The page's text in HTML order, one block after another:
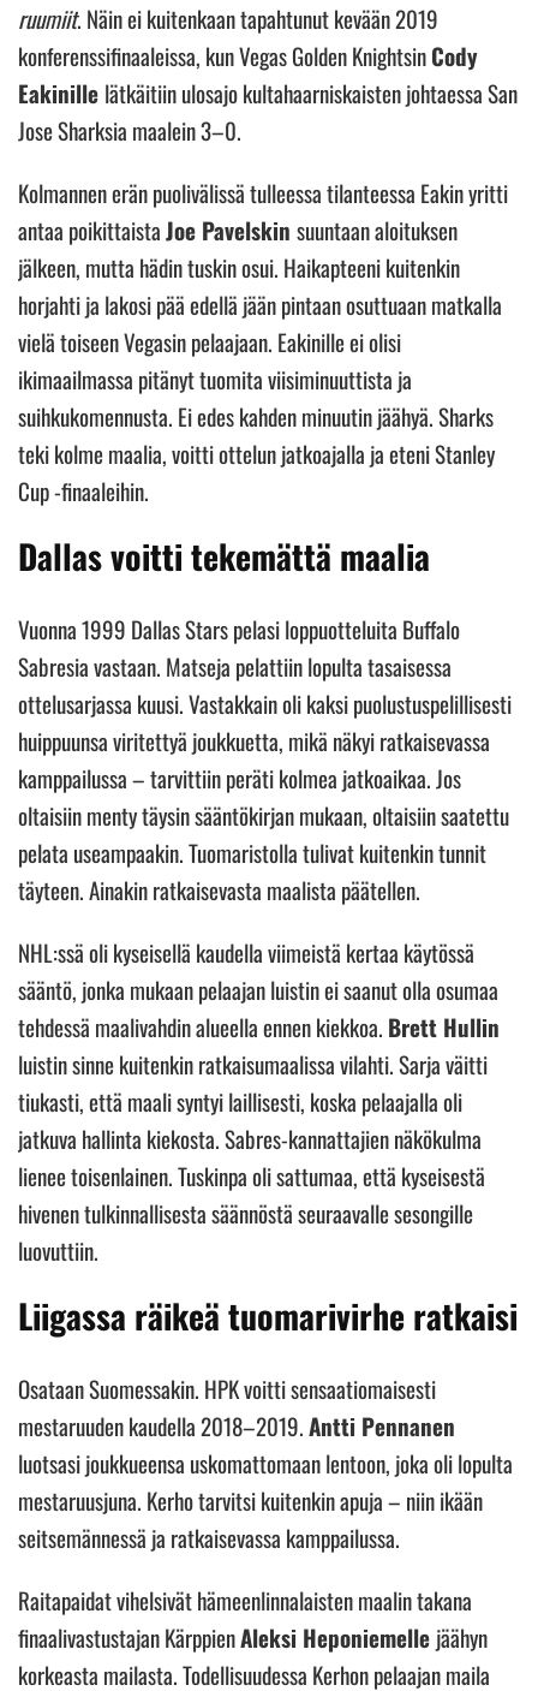
ruumiit. Näin ei kuitenkaan tapahtunut kevään 2019
konferenssifinaaleissa, kun Vegas Golden KnightsinCody
Eakinille lätkäitiin ulosajo kultahaarniskaisten johtaessa San
Jose Sharksia maalein 3–0.
Kolmannen erän puolivälissä tulleessa tilanteessa Eakin yritti
antaa poikittaistaJoe Pavelskin suuntaan aloituksen
jälkeen, mutta hädin tuskin osui. Haikapteeni kuitenkin
horjahti ja lakosi pää edellä jään pintaan osuttuaan matkalla
vielä toiseen Vegasin pelaajaan. Eakinille ei olisi
ikimaailmassa pitänyt tuomita viisiminuuttista ja
suihkukomennusta. Ei edes kahden minuutin jäähyä. Sharks
teki kolme maalia, voitti ottelun jatkoajalla ja eteni Stanley
Cup -finaaleihin.
Dallas voitti tekemättä maalia
Vuonna 1999 Dallas Stars pelasi loppuotteluita Buffalo
Sabresia vastaan. Matseja pelattiin lopulta tasaisessa
ottelusarjassa kuusi. Vastakkain oli kaksi puolustuspelillisesti
huippuunsa viritettyä joukkuetta, mikä näkyi ratkaisevassa
kamppailussa – tarvittiin peräti kolmea jatkoaikaa. Jos
oltaisiin menty täysin sääntökirjan mukaan, oltaisiin saatettu
pelata useampaakin. Tuomaristolla tulivat kuitenkin tunnit
täyteen. Ainakin ratkaisevasta maalista päätellen.
NHL:ssä oli kyseisellä kaudella viimeistä kertaa käytössä
sääntö, jonka mukaan pelaajan luistin ei saanut olla osumaa
tehdessä maalivahdin alueella ennen kiekkoa. Brett Hullin
luistin sinne kuitenkin ratkaisumaalissa vilahti. Sarja väitti
tiukasti, että maali syntyi laillisesti, koska pelaajalla oli
jatkuva hallinta kiekosta. Sabres-kannattajien näkökulma
lienee toisenlainen. Tuskinpa oli sattumaa, että kyseisestä
hivenen tulkinnallisesta säännöstä seuraavalle sesongille
luovuttiin.
Liigassa räikeä tuomarivirhe ratkaisi
Osataan Suomessakin. HPK voitti sensaatiomaisesti
mestaruuden kaudella 2018–2019.Antti Pennanen
luotsasi joukkueensa uskomattomaan lentoon, joka oli lopulta
mestaruusjuna. Kerho tarvitsi kuitenkin apuja – niin ikään
seitsemännessä ja ratkaisevassa kamppailussa.
Raitapaidat vihelsivät hämeenlinnalaisten maalin takana
finaalivastustajan KärppienAleksi Heponiemelle jäähyn
korkeasta mailasta. Todellisuudessa Kerhon pelaajan maila